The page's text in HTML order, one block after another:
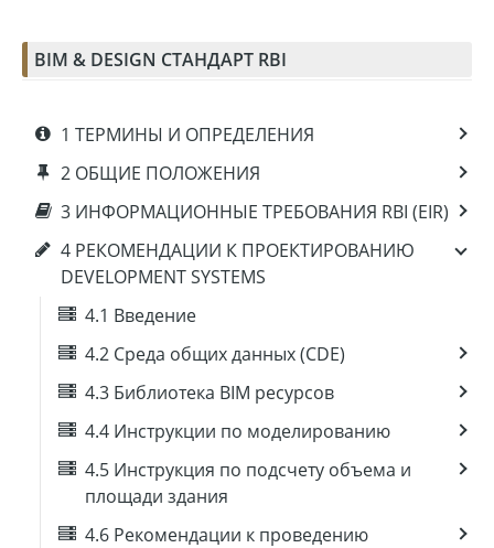
BIM & DESIGN СТАНДАРТ RBI
1 ТЕРМИНЫ И ОПРЕДЕЛЕНИЯ
2 ОБЩИЕ ПОЛОЖЕНИЯ
3 ИНФОРМАЦИОННЫЕ ТРЕБОВАНИЯ RBI (EIR)
4 РЕКОМЕНДАЦИИ К ПРОЕКТИРОВАНИЮ
DEVELOPMENT SYSTEMS
4.1 Введение
4.2 Среда общих данных (CDE)
4.3 Библиотека BIM ресурсов
4.4 Инструкции по моделированию
4.5 Инструкция по подсчету объема и
площади здания
4.6 Рекомендации к проведению